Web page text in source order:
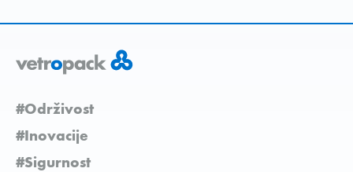
#Održivost
#Inovacije
#Sigurnost